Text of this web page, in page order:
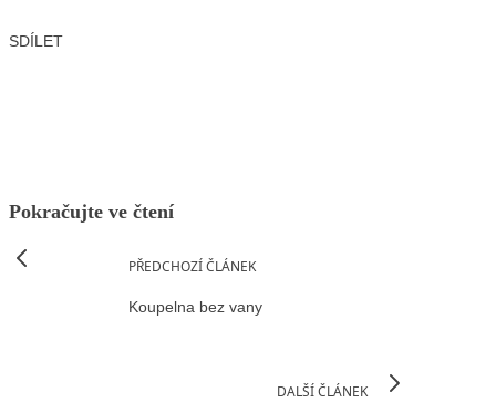
SDÍLET
Pokračujte ve čtení
PŘEDCHOZÍ ČLÁNEK
Koupelna bez vany
DALŠÍ ČLÁNEK